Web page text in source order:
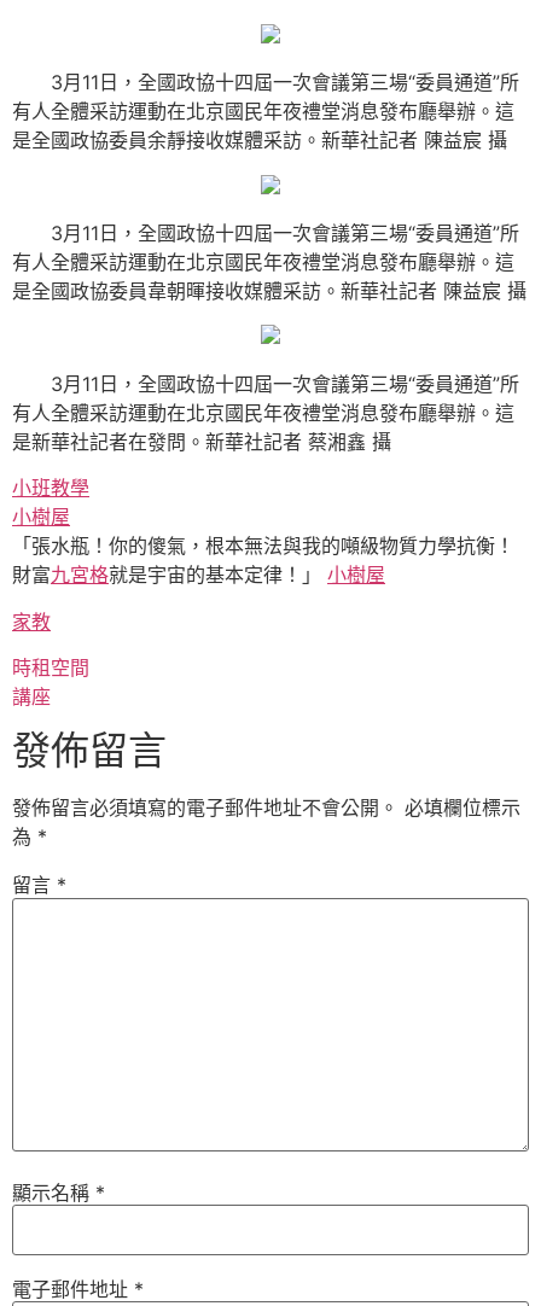
3月11日，全國政協十四屆一次會議第三場“委員通道”所
有人全體采訪運動在北京國民年夜禮堂消息發布廳舉辦。這
是全國政協委員余靜接收媒體采訪。 新華社記者 陳益宸 攝
3月11日，全國政協十四屆一次會議第三場“委員通道”所
有人全體采訪運動在北京國民年夜禮堂消息發布廳舉辦。這
是全國政協委員韋朝暉接收媒體采訪。 新華社記者 陳益宸 攝
3月11日，全國政協十四屆一次會議第三場“委員通道”所
有人全體采訪運動在北京國民年夜禮堂消息發布廳舉辦。這
是新華社記者在發問。 新華社記者 蔡湘鑫 攝
小班教學
小樹屋
「張水瓶！你的傻氣，根本無法與我的噸級物質力學抗衡！
財富九宮格就是宇宙的基本定律！」 小樹屋
家教
時租空間
講座
發佈留言
發佈留言必須填寫的電子郵件地址不會公開。 必填欄位標示
為 *
留言 *
顯示名稱 *
電子郵件地址 *